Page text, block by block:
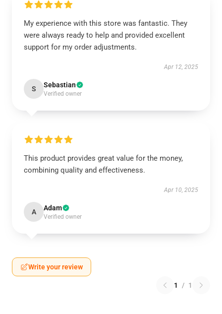
My experience with this store was fantastic. They
were always ready to help and provided excellent
support for my order adjustments.
Apr 12, 2025
S Sebastian
Verified owner
This product provides great value for the money,
combining quality and effectiveness.
Apr 10, 2025
A Adam
Verified owner
Write your review
1 / 1